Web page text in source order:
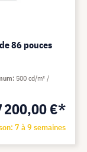
86 pouces
200,00 €*
7 à 9 semaines
500 cd/m²